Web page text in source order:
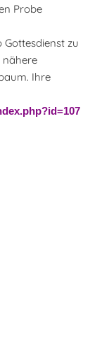
Probe
zu
nähere
Ihre